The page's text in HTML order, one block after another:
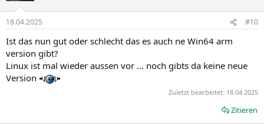
e
:
18.04.2025 #10
Ist das nun gut oder schlecht das es auch ne Win64 arm
version gibt?
Linux ist mal wieder aussen vor ... noch gibts da keine neue
Version
Zuletzt bearbeitet: 18.04.2025
Zitieren